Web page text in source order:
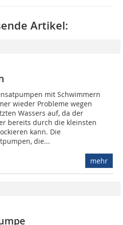
Artikel:
mit Schwim­mern
wie­der Probleme wegen
Wassers auf, da der
bereits durch die kleinsten
kann. Die
die...
mehr